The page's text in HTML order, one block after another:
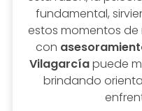
fundamental,
estos momentos
con
Vilagarcíapuede
brindando